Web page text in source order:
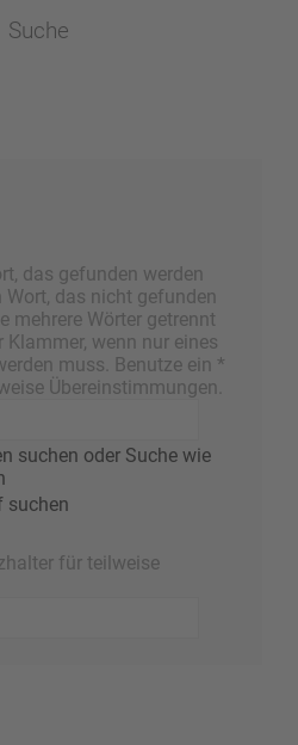
Suche
das gefunden werden
Wort, das nicht gefunden
mehrere Wörter getrennt
Klammer, wenn nur eines
muss. Benutze ein *
Übereinstimmungen.
suchen oder Suche wie
suchen
für teilweise